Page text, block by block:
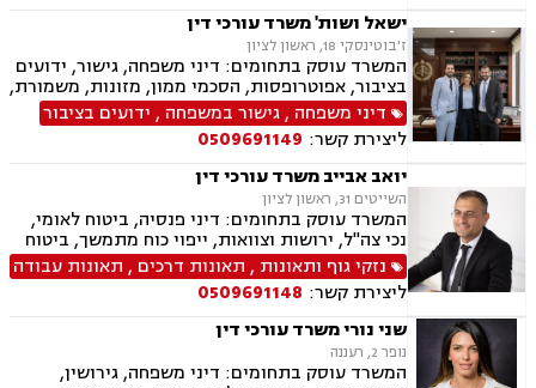
ישאל ושות' משרד עורכי דין
ז'בוטינסקי 18, ראשון לציון
המשרד עוסק בתחומים: דיני משפחה, גישור, ידועים
בציבור, אפוטרופסות, הסכמי ממון, מזונות, משמורת,
גירושין, טוען רבני, חלוקת רכוש, מעמד אישי, זמני
שהות, אומנה, ניכור הורי, מקרקעין ונדל"ן, ליקויי
בניה, עסקאות מכר דירה, דיני חברות, מסחרי אזרחי,
צווי מניעה, הוצאה לפועל ירושות וצוואות, גישור
עסקי, סכסוכי שכנים
דיני משפחה ,גישור במשפחה , ידועים בציבור
ליצירת קשר: 0509691149
יואב אבייב משרד עורכי דין
השייטים 31, ראשון לציון
המשרד עוסק בתחומים: דיני פנסיה, ביטוח לאומי,
נכי צה"ל, ירושות וצוואות, ייפוי כוח מתמשך, ביטוח
סיעודי, תביעות ביטוח ונזקי רכוש, נזקי גוף ותאונות,
תאונות דרכים, תאונות עבודה, בריאות הנפש, אובדן
כושר עבודה, תאונות תלמידים, רשלנות רפואית.
נזקי גוף ותאונות , תאונות דרכים , תאונות עבודה
ליצירת קשר: 0509691148
שני נורי משרד עורכי דין
נופר 2, רעננה
המשרד עוסק בתחומים: דיני משפחה, גירושין,